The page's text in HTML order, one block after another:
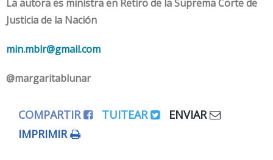
La autora es ministra en Retiro de la Suprema Corte de
Justicia de la Nación
min.mblr@gmail.com
@margaritablunar
COMPARTIR TUITEAR
ENVIAR
IMPRIMIR